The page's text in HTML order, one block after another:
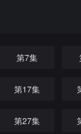
第7集
第17集
第27集